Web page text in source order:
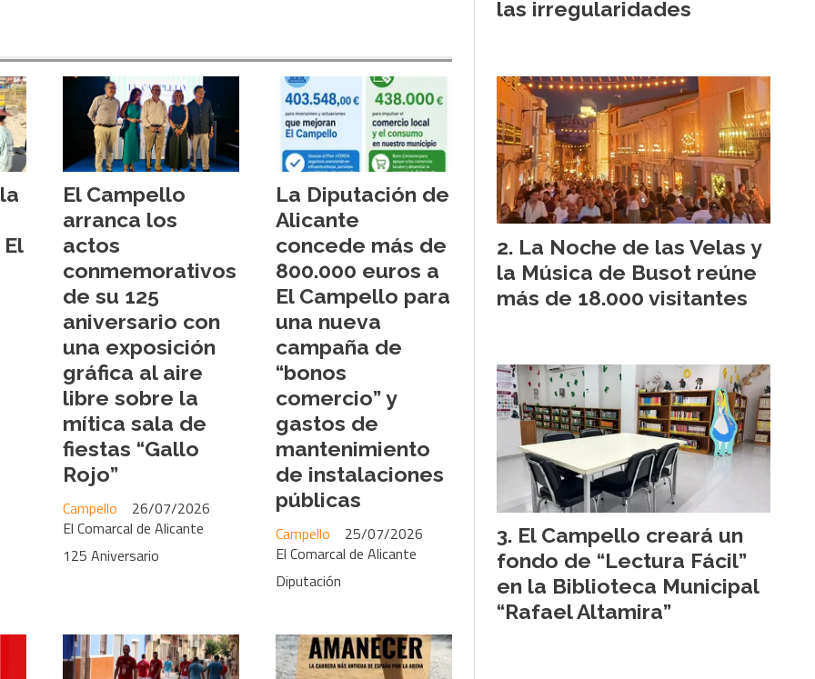
El Campello
arranca los
actos
conmemorativos
de su 125
aniversario con
una exposición
gráfica al aire
libre sobre la
mítica sala de
fiestas “Gallo
Rojo”
El Comarcal de Alicante
Campello 26/07/2026
125 Aniversario
La Diputación de
Alicante
concede más de
800.000 euros a
El Campello para
una nueva
campaña de
“bonos
comercio” y
gastos de
mantenimiento
de instalaciones
públicas
El Comarcal de Alicante
Campello 25/07/2026
Diputación
las irregularidades
La Noche de las Velas y
la Música de Busot reúne
más de 18.000 visitantes
El Campello creará un
fondo de “Lectura Fácil”
en la Biblioteca Municipal
“Rafael Altamira”